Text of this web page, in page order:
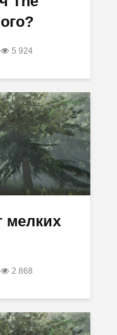
5 924
мелких
2 868